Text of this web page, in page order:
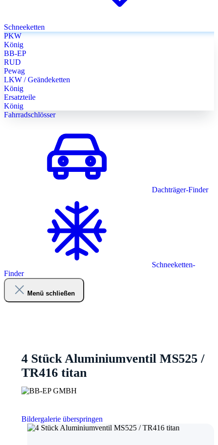
Schneeketten
PKW
König
BB-EP
RUD
Pewag
LKW / Geändeketten
König
Ersatzteile
König
Fahrradschlösser
Dachträger-Finder
Schneeketten-
Finder
Menü schließen
4 Stück Aluminiumventil MS525 /
TR416 titan
Bildergalerie überspringen